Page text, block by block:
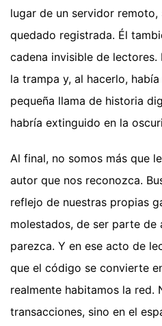
lugar de un servidor
quedado registrada. Él
cadena invisible de
la trampa y, al hacerlo,
pequeña llama de historia
habría extinguido en la
Al final, no somos más que
autor que nos reconozca.
reflejo de nuestras propias
molestados, de ser parte
parezca. Y en ese acto de
que el código se convierte
realmente habitamos la red.
transacciones, sino en el